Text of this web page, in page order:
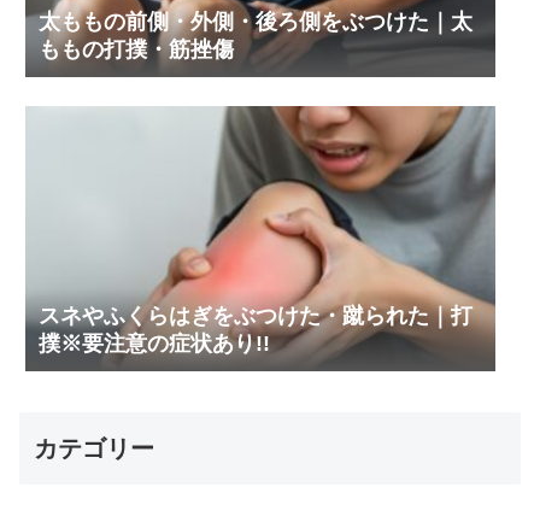
太ももの前側・外側・後ろ側をぶつけた｜太
ももの打撲・筋挫傷
スネやふくらはぎをぶつけた・蹴られた｜打
撲※要注意の症状あり!!
カテゴリー